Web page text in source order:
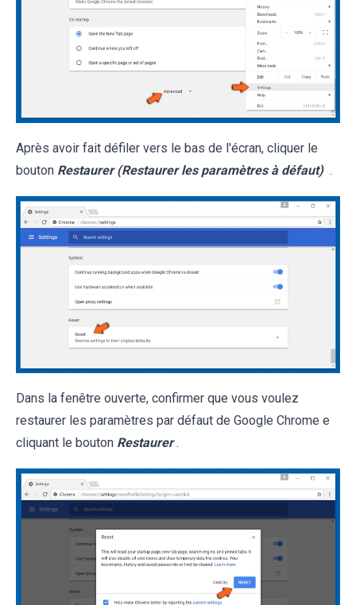
Après avoir fait défiler vers le bas de l'écran, cliquer le
bouton Restaurer (Restaurer les paramètres à défaut) .
Dans la fenêtre ouverte, confirmer que vous voulez
restaurer les paramètres par défaut de Google Chrome e
cliquant le bouton Restaurer .